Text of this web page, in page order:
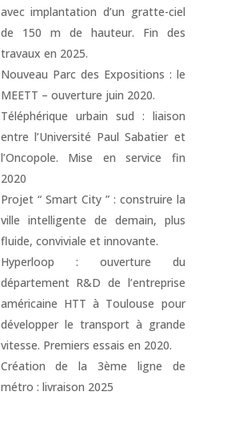
avec implantation d’un gratte-ciel
de 150 m de hauteur. Fin des
travaux en 2025.
Nouveau Parc des Expositions : le
MEETT – ouverture juin 2020.
Téléphérique urbain sud : liaison
entre l’Université Paul Sabatier et
l’Oncopole. Mise en service fin
2020
Projet “ Smart City ” : construire la
ville intelligente de demain, plus
fluide, conviviale et innovante.
Hyperloop : ouverture du
département R&D de l’entreprise
américaine HTT à Toulouse pour
développer le transport à grande
vitesse. Premiers essais en 2020.
Création de la 3ème ligne de
métro : livraison 2025